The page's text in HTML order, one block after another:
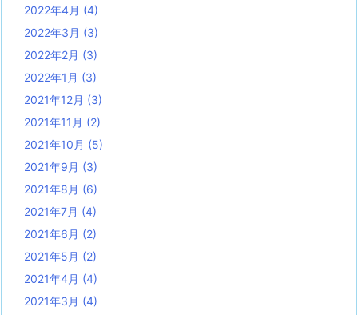
2022年4月 (4)
2022年3月 (3)
2022年2月 (3)
2022年1月 (3)
2021年12月 (3)
2021年11月 (2)
2021年10月 (5)
2021年9月 (3)
2021年8月 (6)
2021年7月 (4)
2021年6月 (2)
2021年5月 (2)
2021年4月 (4)
2021年3月 (4)